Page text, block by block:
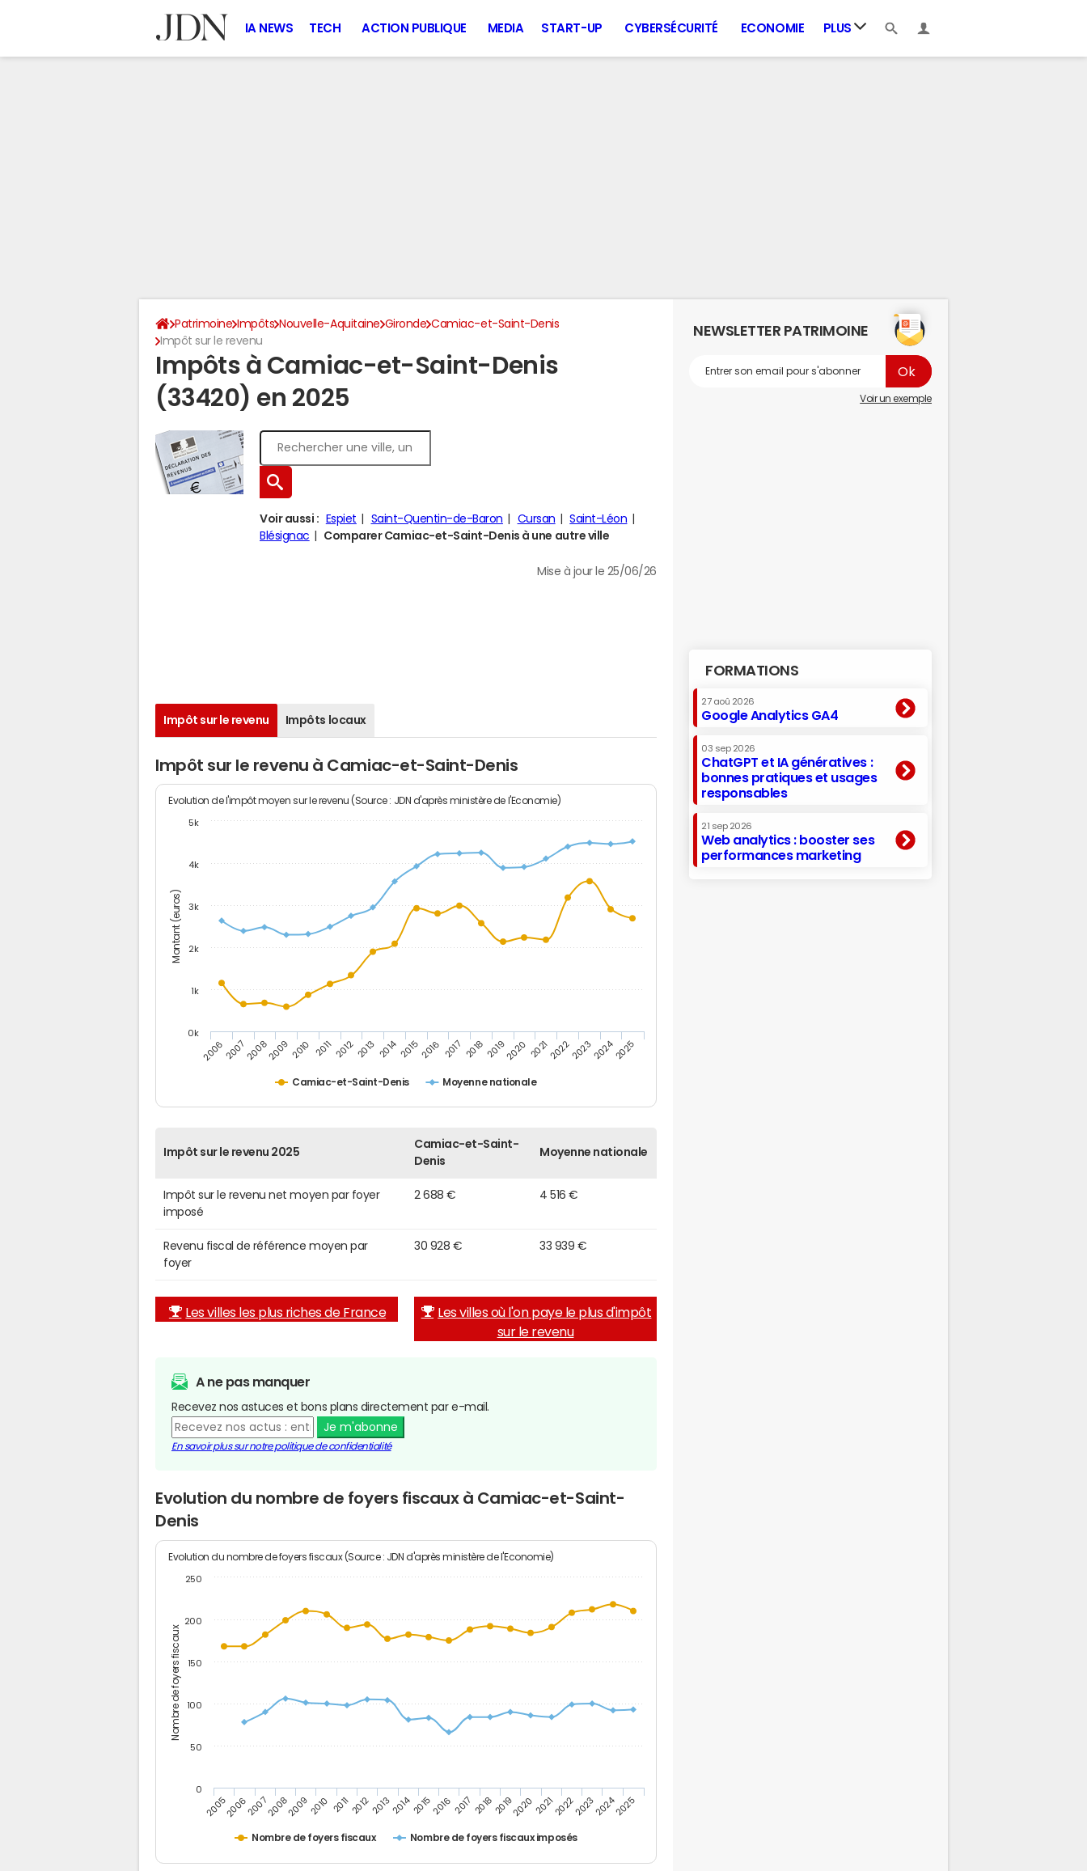
IA NEWS TECH ACTION PUBLIQUE MEDIA START-UP CYBERSÉCURITÉ ECONOMIE PLUS
Patrimoine Impôts Nouvelle-Aquitaine Gironde Camiac-et-Saint-Denis
Impôt sur le revenu
Impôts à Camiac-et-Saint-Denis
(33420) en 2025
Voir aussi : Espiet Saint-Quentin-de-Baron Cursan
Saint-Léon
Blésignac
Comparer Camiac-et-Saint-Denis à une autre ville
Mise à jour le 25/06/26
Impôt sur le revenu Impôts locaux
Impôt sur le revenu à Camiac-et-Saint-Denis
Montant (euros)
Evolution de l'impôt moyen sur le revenu (Source : JDN d'après ministère de l'Economie)
Camiac-et-Saint-Denis Moyenne nationale
20062007200820092010 2011 20122013 201420152016 2017 201820192020 20212022202320242025
0k
1k
2k
3k
4k
5k
Impôt sur le revenu 2025
Camiac-et-Saint-
Denis
Moyenne nationale
Impôt sur le revenu net moyen par foyer
imposé
2 688 € 4 516 €
Revenu fiscal de référence moyen par
foyer
30 928 € 33 939 €
Les villes les plus riches de France
Les villes où l'on paye le plus d'impôt
sur le revenu
A ne pas manquer
Recevez nos astuces et bons plans directement par e-mail.
Je m'abonne
En savoir plus sur notre politique de confidentialité
Evolution du nombre de foyers fiscaux à Camiac-et-Saint-
Denis
Nombre de foyers fiscaux
Evolution du nombre de foyers fiscaux (Source : JDN d'après ministère de l'Economie)
Nombre de foyers fiscaux Nombre de foyers fiscaux imposés
200520062007200820092010 201120122013201420152016 2017 20182019202020212022202320242025
0
50
100
150
200
250
NEWSLETTER PATRIMOINE
Voir un exemple
FORMATIONS
27 aoû 2026
Google Analytics GA4
03 sep 2026
ChatGPT et IA génératives :
bonnes pratiques et usages
responsables
21 sep 2026
Web analytics : booster ses
performances marketing